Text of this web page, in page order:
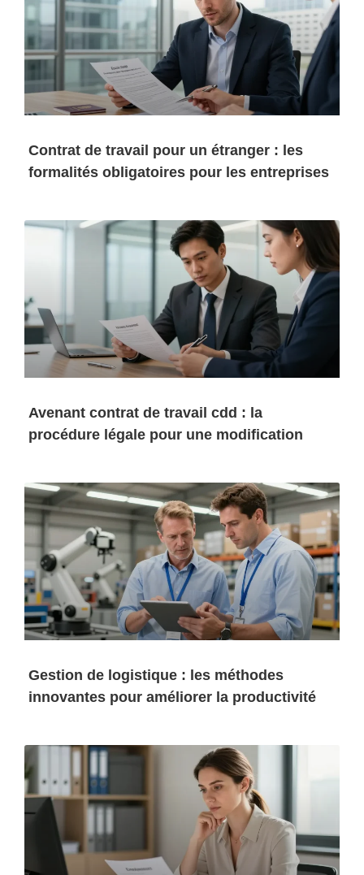
Contrat de travail pour un étranger : les
formalités obligatoires pour les entreprises
Avenant contrat de travail cdd : la
procédure légale pour une modification
Gestion de logistique : les méthodes
innovantes pour améliorer la productivité